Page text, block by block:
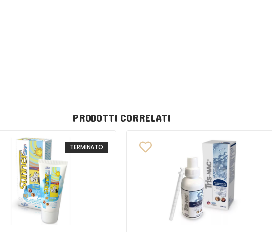
PRODOTTI CORRELATI
TERMINATO